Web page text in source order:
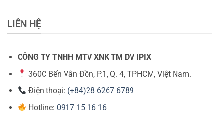
LIÊN HỆ
CÔNG TY TNHH MTV XNK TM DV IPIX
360C Bến Vân Đồn, P.1, Q. 4, TPHCM, Việt Nam.
Điện thoại: (+84)28 6267 6789
Hotline: 0917 15 16 16